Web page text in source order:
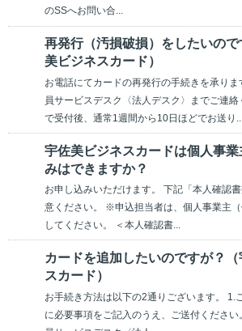
のSSへお問い合...
再発行（汚損破損）をしたいの
美ビジネスカード）
お電話にてカードの再発行の手続きを承り
員サービスデスク〈法人デスク〉までご連
で受付後、通常1週間から10日ほどでお送り
宇佐美ビジネスカードは個人事
みはできますか？
お申し込みいただけます。 下記「本人確認
意ください。 ※申込担当者は、個人事業主（
してください。 ＜本人確認書...
カードを追加したいのですが？
スカード）
お手続き方法は以下の2通りございます。 1.
に必要事項をご記入のうえ、ご送付くださ